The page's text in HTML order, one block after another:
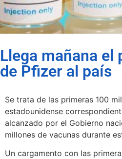
Llega mañana el
de Pfizer al país
Se trata de las primeras 100
estadounidense
alcanzado por el Gobierno
millones de vacunas durante
Un cargamento con las